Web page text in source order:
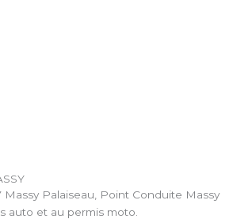
Massy Palaiseau, Point Conduite Massy
auto et au permis moto.